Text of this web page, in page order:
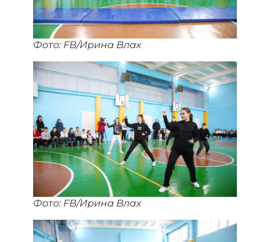
Фото: FB/Ирина Влах
Фото: FB/Ирина Влах